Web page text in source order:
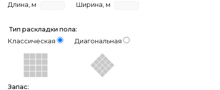
Длина, м
Ширина, м
Тип раскладки пола:
Классическая
Диагональная
Запас: